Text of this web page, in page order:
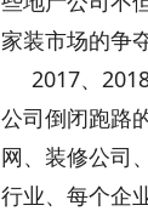
家装市场的争
2017、2018
公司倒闭跑路
网、装修公司
行业、每个企